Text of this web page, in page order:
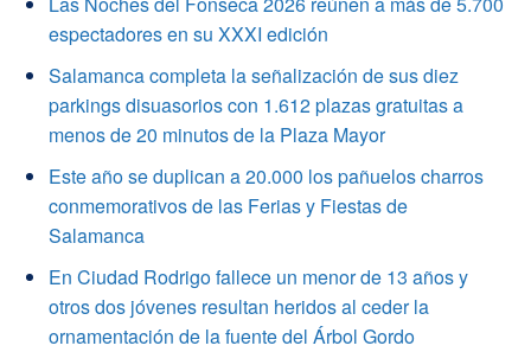
espectadores en su XXXI edición
Salamanca completa la señalización de sus diez
parkings disuasorios con 1.612 plazas gratuitas a
menos de 20 minutos de la Plaza Mayor
Este año se duplican a 20.000 los pañuelos charros
conmemorativos de las Ferias y Fiestas de
Salamanca
En Ciudad Rodrigo fallece un menor de 13 años y
otros dos jóvenes resultan heridos al ceder la
ornamentación de la fuente del Árbol Gordo